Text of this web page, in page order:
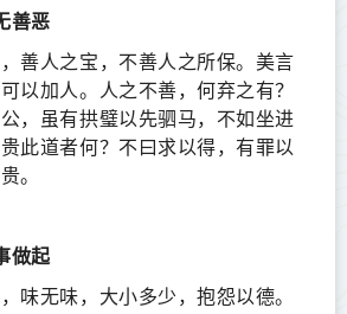
善恶
善人之宝，不善人之所保。美言
以加人。人之不善，何弃之有？
，虽有拱璧以先驷马，不如坐进
此道者何？不曰求以得，有罪以
。
做起
味无味，大小多少，抱怨以德。